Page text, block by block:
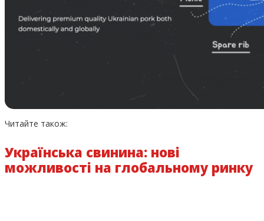
Читайте також:
Українська свинина: нові
можливості на глобальному ринку